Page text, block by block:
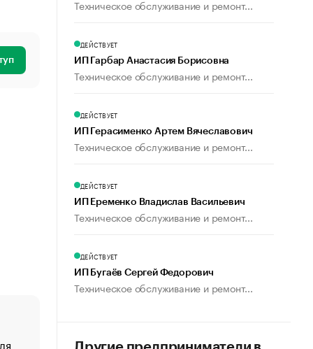
«От спорта тело стареет иначе». Как живет глава
Техническое обслуживание и ремонт...
ДЕЙСТВУЕТ
ИП Гарбар Анастасия Борисовна
Техническое обслуживание и ремонт...
ДЕЙСТВУЕТ
ИП Герасименко Артем Вячеславович
Техническое обслуживание и ремонт...
ДЕЙСТВУЕТ
ИП Еременко Владислав Васильевич
Техническое обслуживание и ремонт...
ДЕЙСТВУЕТ
ИП Бугаёв Сергей Федорович
Техническое обслуживание и ремонт...